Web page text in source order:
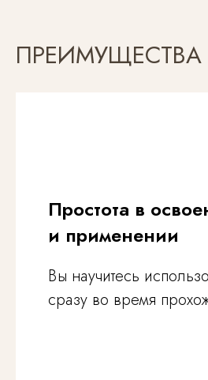
ПРЕИМУЩЕСТВА
Простота в
и применении
Вы научитесь
сразу во время